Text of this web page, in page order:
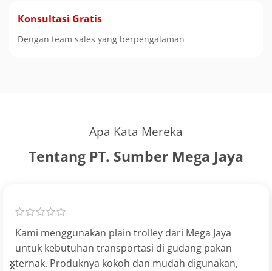
Konsultasi Gratis
Dengan team sales yang berpengalaman
Apa Kata Mereka
Tentang PT. Sumber Mega Jaya
Kami menggunakan plain trolley dari Mega Jaya
untuk kebutuhan transportasi di gudang pakan
ternak. Produknya kokoh dan mudah digunakan,